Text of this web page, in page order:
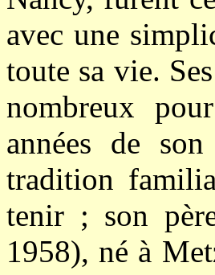
avec une
toute sa vie.
nombreux
années de
tradition
tenir ; son
1958), né à